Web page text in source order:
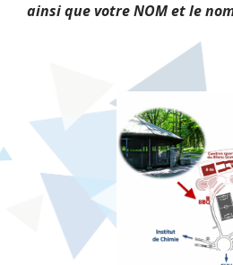
ainsi que votre NOM et le